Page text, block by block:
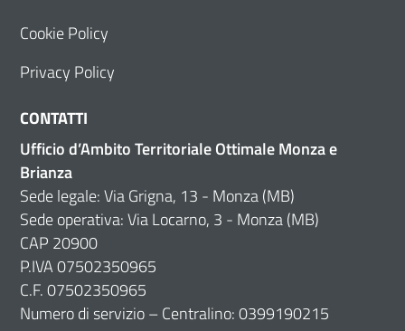
Cookie Policy
Privacy Policy
CONTATTI
Ufficio d’Ambito Territoriale Ottimale Monza e
Brianza
Sede legale: Via Grigna, 13 - Monza (MB)
Sede operativa: Via Locarno, 3 - Monza (MB)
CAP 20900
P.IVA 07502350965
C.F. 07502350965
Numero di servizio – Centralino: 0399190215